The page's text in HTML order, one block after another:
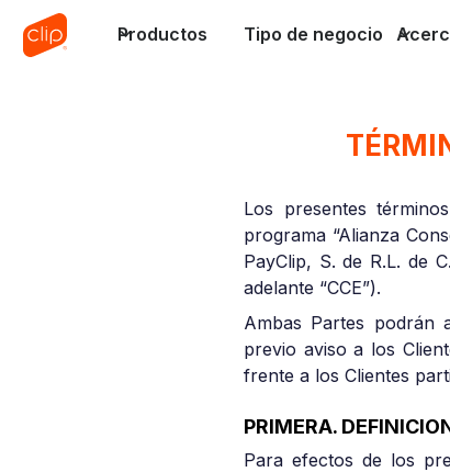
Productos Tipo de negocio
Los presentes
programa “Alianza
PayClip, S. de R.L. de
adelante “CCE”).
Ambas Partes podrán
previo aviso a los
frente a los Clientes
PRIMERA.
Para efectos de los